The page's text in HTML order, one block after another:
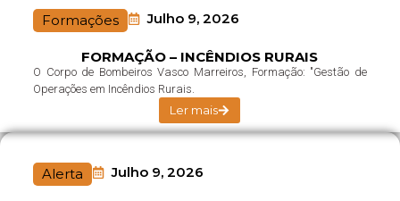
Formações Julho 9, 2026
FORMAÇÃO – INCÊNDIOS RURAIS
O Corpo de Bombeiros Vasco Marreiros, Formação: "Gestão de
Operações em Incêndios Rurais.
Ler mais
Alerta Julho 9, 2026